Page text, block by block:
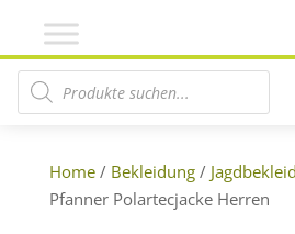
Products search
Home/ Bekleidung/
Pfanner Polartecjacke Herren